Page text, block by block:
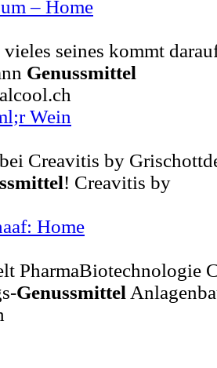
– Home
seines kommt
Genussmittel
Wein
Creavitis by
! Creavitis by
Home
PharmaBiotechnologie
Genussmittel